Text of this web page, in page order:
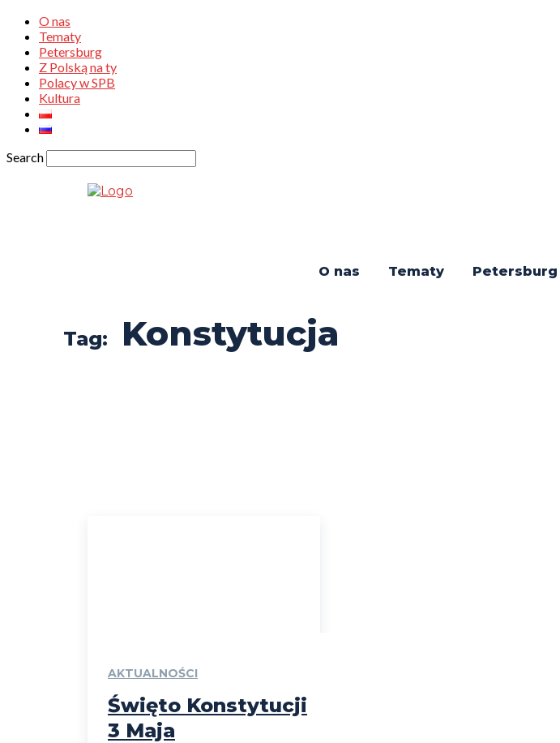
O nas
Tematy
Petersburg
Z Polską na ty
Polacy w SPB
Kultura
Search
O nas Tematy Petersburg
Tag: Konstytucja
AKTUALNOŚCI
Święto Konstytucji
3 Maja